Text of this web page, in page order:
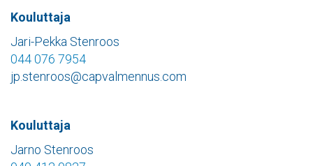
Kouluttaja
Jari-Pekka Stenroos
044 076 7954
jp.stenroos@capvalmennus.com
Kouluttaja
Jarno Stenroos